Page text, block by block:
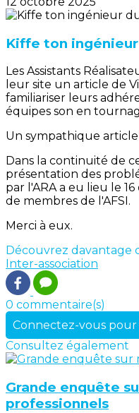
Kiffe ton ingénieur
Les Assistants
leur site un article de
familiariser leurs
équipes son en
Un sympathique
Dans la continuité de
présentation des
par l'ARA a eu lieu le
de membres de l'AFSI.
Merci à eux.
Découvrez davantage
Inter-association
0 commentaire(s)
Connectez-vous
Consultez également
Grande enquête
professionnels